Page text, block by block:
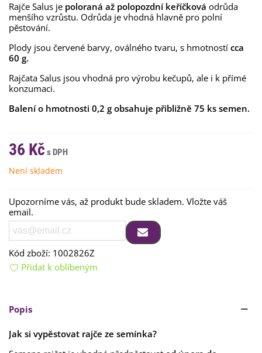
Rajče Salus je poloraná až polopozdní keříčková odrůda
menšího vzrůstu. Odrůda je vhodná hlavně pro polní
pěstování.
Plody jsou červené barvy, oválného tvaru, s hmotností cca
60 g.
Rajčata Salus jsou vhodná pro výrobu kečupů, ale i k přímé
konzumaci.
Balení o hmotnosti 0,2 g obsahuje přibližně 75 ks semen.
36 Kč
Není skladem
Upozorníme vás, až produkt bude skladem. Vložte váš
email.
Kód zboží: 1002826Z
Přidat k oblíbeným
Popis
Jak si vypěstovat rajče ze semínka?